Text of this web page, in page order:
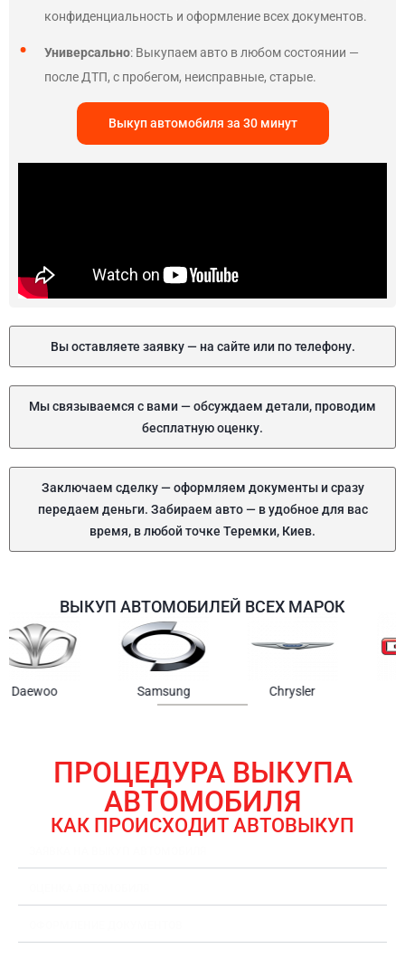
конфиденциальность и оформление всех документов.
Универсально: Выкупаем авто в любом состоянии —
после ДТП, с пробегом, неисправные, старые.
Выкуп автомобиля за 30 минут
Вы оставляете заявку — на сайте или по телефону.
Мы связываемся с вами — обсуждаем детали, проводим
бесплатную оценку.
Заключаем сделку — оформляем документы и сразу
передаем деньги. Забираем авто — в удобное для вас
время, в любой точке Теремки, Киев.
ВЫКУП АВТОМОБИЛЕЙ ВСЕХ МАРОК
Samsung Chrysler
ПРОЦЕДУРА ВЫКУПА
АВТОМОБИЛЯ
КАК ПРОИСХОДИТ АВТОВЫКУП